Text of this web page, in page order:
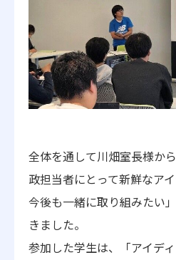
全体を通して川畑室長様か
政担当者にとって新鮮なア
今後も一緒に取り組みたい
きました。
参加した学生は、「アイデ